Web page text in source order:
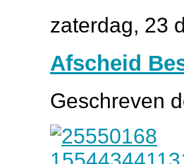
zaterdag, 23
Afscheid
Geschreven